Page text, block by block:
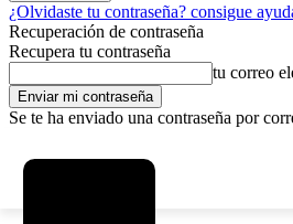
¿Olvidaste tu contraseña? consigue
Recuperación de contraseña
Recupera tu contraseña
tu correo
Se te ha enviado una contraseña por